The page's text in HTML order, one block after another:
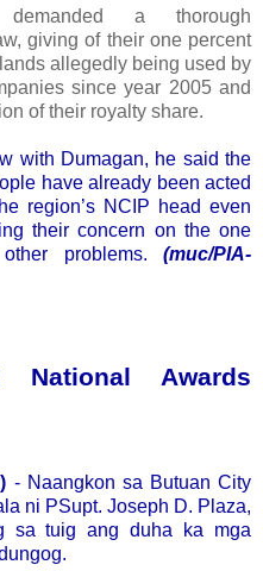
a thorough
giving of their one percent
allegedly being used by
since year 2005 and
of their royalty share.
with Dumagan, he said the
have already been acted
region’s NCIP head even
their concern on the one
problems. (muc/PIA-
National Awards
- Naangkon sa Butuan City
ni PSupt. Joseph D. Plaza,
sa tuig ang duha ka mga